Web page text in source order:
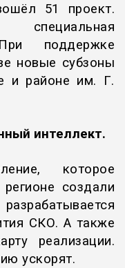
51 проект.
специальная
поддержке
новые субзоны
и районе им. Г.
интеллект.
которое
создали
СКО. А также
реализации.
ускорят.